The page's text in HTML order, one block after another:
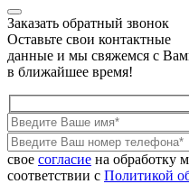
Заказать обратный звонок
Оставьте свои контактные
данные и мы свяжемся с
в ближайшее время!
свое согласие на обработку
соответствии с Политикой